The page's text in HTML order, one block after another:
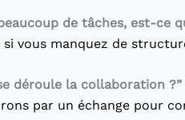
beaucoup de tâches, est-ce
vous manquez de
déroule la collaboration ?”
par un échange pour